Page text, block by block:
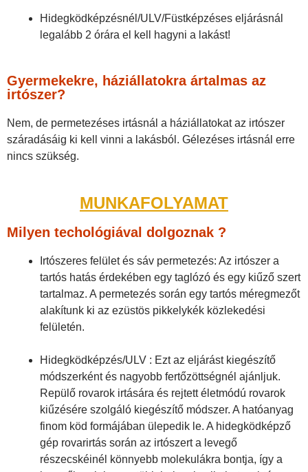
Hidegködképzésnél/ULV/Füstképzéses eljárásnál
legalább 2 órára el kell hagyni a lakást!
Gyermekekre, háziállatokra ártalmas az
irtószer?
Nem, de permetezéses irtásnál a háziállatokat az irtószer
száradásáig ki kell vinni a lakásból. Gélezéses irtásnál erre
nincs szükség.
MUNKAFOLYAMAT
Milyen techológiával dolgoznak ?
Irtószeres felület és sáv permetezés: Az irtószer a
tartós hatás érdekében egy taglózó és egy kiűző szert
tartalmaz. A permetezés során egy tartós méregmezőt
alakítunk ki az ezüstös pikkelykék közlekedési
felületén.
Hidegködképzés/ULV : Ezt az eljárást kiegészítő
módszerként és nagyobb fertőzöttségnél ajánljuk.
Repülő rovarok irtására és rejtett életmódú rovarok
kiűzésére szolgáló kiegészítő módszer. A hatóanyag
finom köd formájában ülepedik le. A hidegködképző
gép rovarirtás során az irtószert a levegő
részecskéinél könnyebb molekulákra bontja, így a